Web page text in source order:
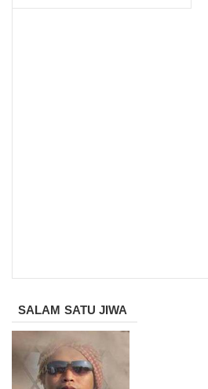
SALAM SATU JIWA